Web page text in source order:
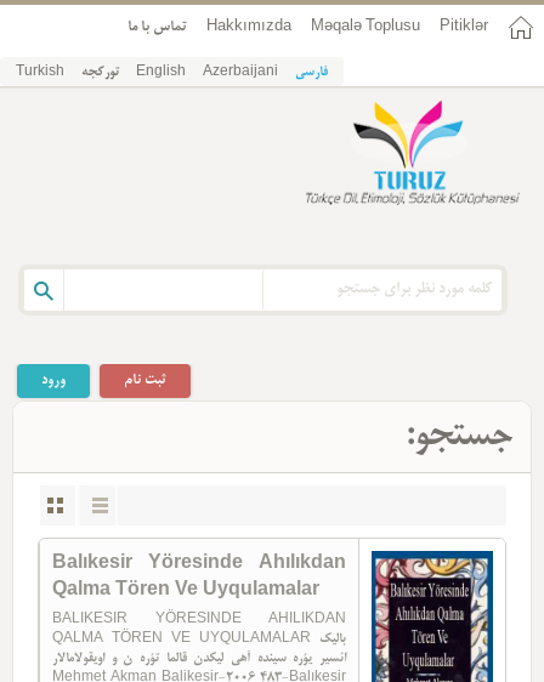
Pitiklər
Məqalə Toplusu
Hakkımızda تماس با ما
فارسی Azerbaijani
English تورکجه Turkish
ورود ثبت نام
جستجو:
Balıkesir Yöresinde Ahılıkdan
Qalma Tören Ve Uyqulamalar
BALIKESIR YÖRESINDE AHILIKDAN
QALMA TÖREN VE UYQULAMALAR بالیک
ائسیر یؤره سینده آهی لیکدن قالما تؤره ن و اویقولاما‌لار
Mehmet Akman Balikesir-2006 483-Balıkesir